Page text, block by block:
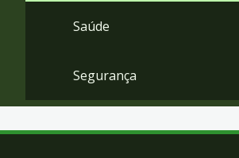
Saúde
Segurança